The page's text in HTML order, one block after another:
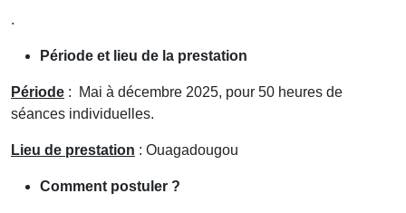
.
Période et lieu de la prestation
Période : Mai à décembre 2025, pour 50 heures de
séances individuelles.
Lieu de prestation : Ouagadougou
Comment postuler ?